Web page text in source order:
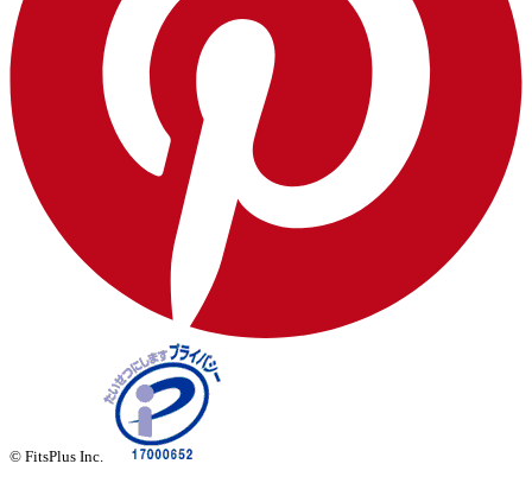
© FitsPlus Inc.